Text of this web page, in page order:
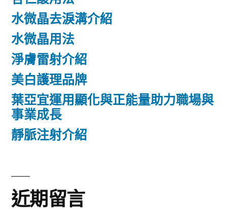
水微晶去淚溝介紹
水微晶用法
淨膚雷射介紹
美白護理品牌
葉亞宜運用顯化與正能量助力職場與
事業成長
靜脈注射介紹
近期留言